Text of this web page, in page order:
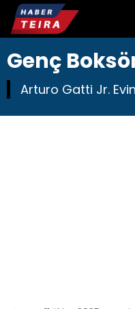
Genç
Arturo Gatti Jr.